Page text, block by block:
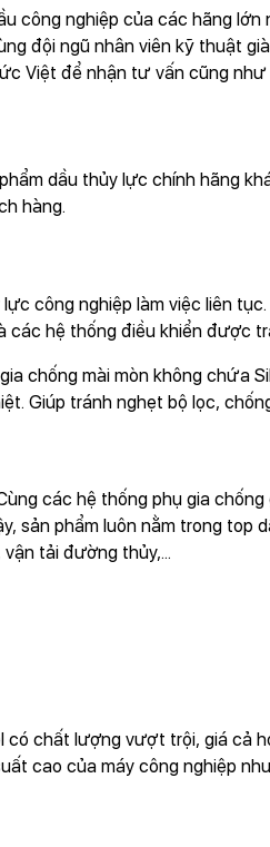
nghiệp của các hãng lớn
đội ngũ nhân viên kỹ thuật
Việt để nhận tư vấn cũng
dầu thủy lực chính hãng
hàng.
công nghiệp làm việc liên
hệ thống điều khiển được
chống mài mòn không chứa
Giúp tránh nghẹt bộ lọc,
các hệ thống phụ gia
sản phẩm luôn nằm trong
tải đường thủy,...
chất lượng vượt trội, giá cả
cao của máy công nghiệp